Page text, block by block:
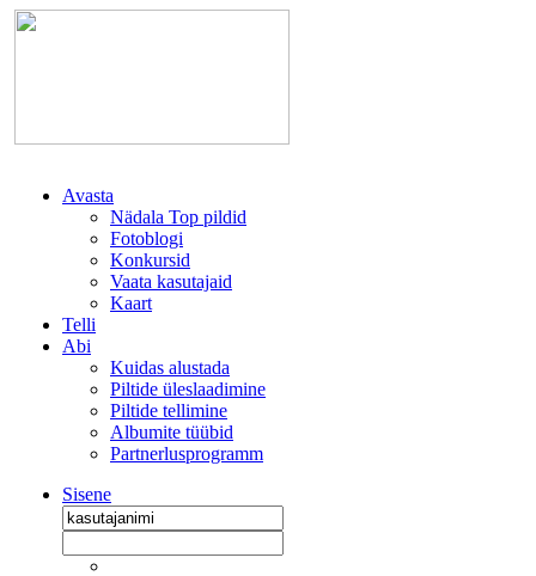
Avasta
Nädala Top pildid
Fotoblogi
Konkursid
Vaata kasutajaid
Kaart
Telli
Abi
Kuidas alustada
Piltide üleslaadimine
Piltide tellimine
Albumite tüübid
Partnerlusprogramm
Sisene